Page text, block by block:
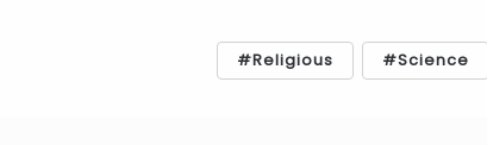
Religious Science